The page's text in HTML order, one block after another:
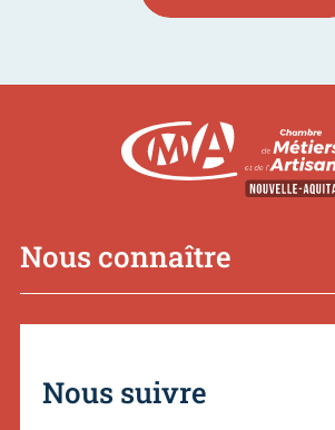
Nous connaître
Nous suivre